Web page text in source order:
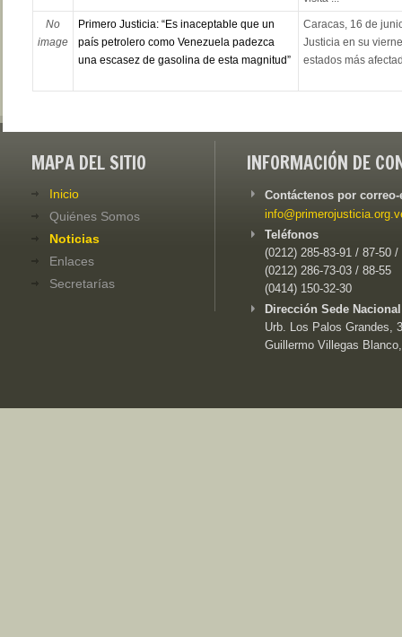
No
image
Primero Justicia: “Es inaceptable que un
país petrolero como Venezuela padezca
una escasez de gasolina de esta magnitud”
Caracas, 16 de
Justicia en su
estados más
MAPA DEL SITIO
Inicio
Quiénes Somos
Noticias
Enlaces
Secretarías
INFORMACIÓN DE
Contáctenos por
Teléfonos
(0212) 285-83-91 / 87-50 /
(0212) 286-73-03 / 88-55
(0414) 150-32-30
Dirección Sede
Urb. Los Palos Grandes,
Guillermo Villegas